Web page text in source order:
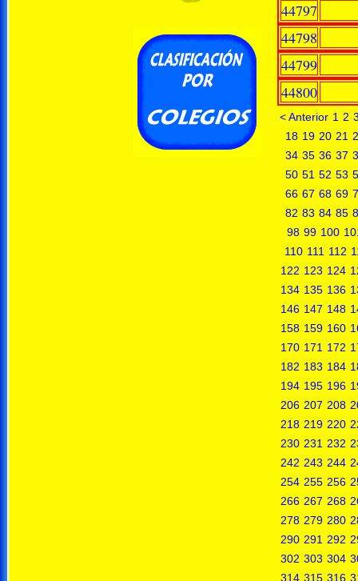
44797
44798
44799
44800
< Anterior 1 2
18 19 20 21
34 35 36 37
50 51 52 53
66 67 68 69
82 83 84 85
98 99 100
110 111 112
122 123 124
134 135 136
146 147 148
158 159 160
170 171 172
182 183 184
194 195 196
206 207 208
218 219 220
230 231 232
242 243 244
254 255 256
266 267 268
278 279 280
290 291 292
302 303 304
314 315 316